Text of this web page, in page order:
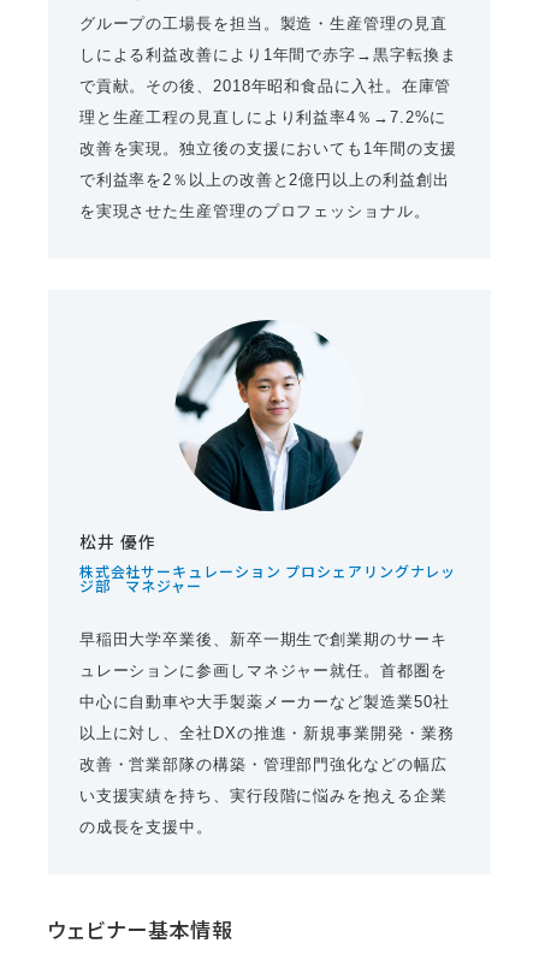
グループの工場長を担当。製造・生産管理の見直
しによる利益改善により1年間で赤字→黒字転換ま
で貢献。その後、2018年昭和食品に入社。在庫管
理と生産工程の見直しにより利益率4％→7.2%に
改善を実現。独立後の支援においても1年間の支援
で利益率を2％以上の改善と2億円以上の利益創出
を実現させた生産管理のプロフェッショナル。
松井 優作
株式会社サーキュレーション プロシェアリングナレッ
ジ部 マネジャー
早稲田大学卒業後、新卒一期生で創業期のサーキ
ュレーションに参画しマネジャー就任。首都圏を
中心に自動車や大手製薬メーカーなど製造業50社
以上に対し、全社DXの推進・新規事業開発・業務
改善・営業部隊の構築・管理部門強化などの幅広
い支援実績を持ち、実行段階に悩みを抱える企業
の成長を支援中。
ウェビナー基本情報